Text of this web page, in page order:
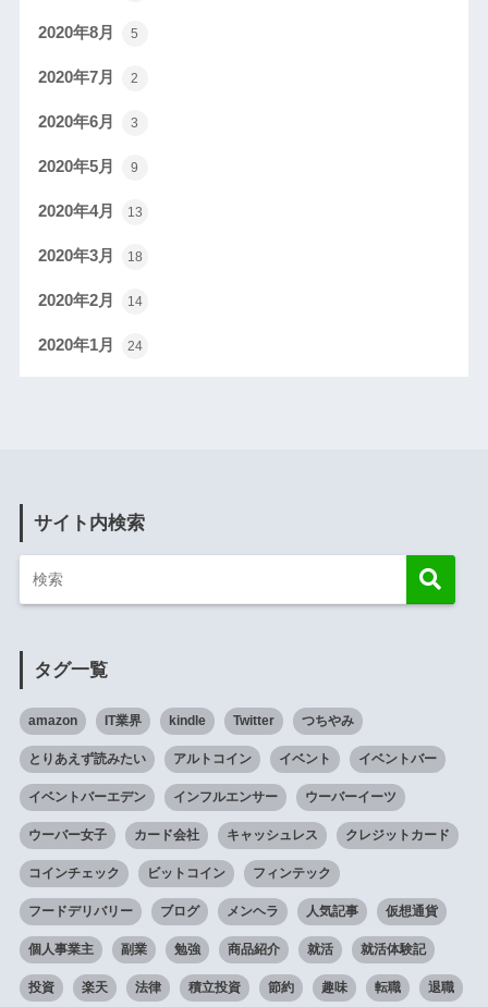
2020年8月 5
2020年7月 2
2020年6月 3
2020年5月 9
2020年4月 13
2020年3月 18
2020年2月 14
2020年1月 24
サイト内検索
タグ一覧
amazon IT業界 kindle Twitter つちやみ
とりあえず読みたい アルトコイン イベント イベントバー
イベントバーエデン インフルエンサー ウーバーイーツ
ウーバー女子 カード会社 キャッシュレス クレジットカード
コインチェック ビットコイン フィンテック
フードデリバリー ブログ メンヘラ 人気記事 仮想通貨
個人事業主 副業 勉強 商品紹介 就活 就活体験記
投資 楽天 法律 積立投資 節約 趣味 転職 退職